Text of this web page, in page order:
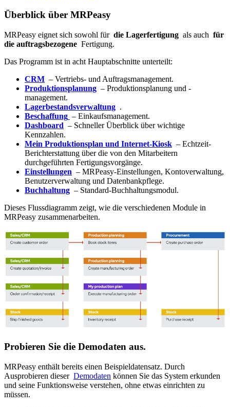
Überblick über MRPeasy
MRPeasy eignet sich sowohl für die Lagerfertigung als auch für
die auftragsbezogene Fertigung.
Das Programm ist in acht Hauptabschnitte unterteilt:
CRM – Vertriebs- und Auftragsmanagement.
Produktionsplanung – Produktionsplanung und -
management.
Lagerbestandsverwaltung .
Beschaffung – Einkaufsmanagement.
Dashboard – Schneller Überblick über wichtige
Kennzahlen.
Mein Produktionsplan und Internet-Kiosk – Echtzeit-
Berichterstattung über die von den Mitarbeitern
durchgeführten Fertigungsvorgänge.
Einstellungen – MRPeasy-Einstellungen, Kontoverwaltung,
Benutzerverwaltung und Datenbankpflege.
Buchhaltung – Standard-Buchhaltungsmodul.
Dieses Flussdiagramm zeigt, wie die verschiedenen Module in
MRPeasy zusammenarbeiten.
Probieren Sie die Demodaten aus.
MRPeasy enthält bereits einen Beispieldatensatz. Durch
Ausprobieren dieser Demodaten können Sie das System erkunden
und seine Funktionsweise verstehen, ohne etwas einrichten zu
müssen.